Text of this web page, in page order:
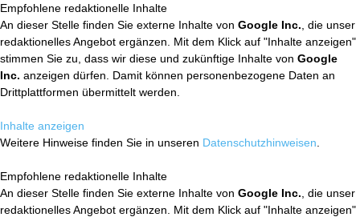
Empfohlene redaktionelle Inhalte
An dieser Stelle finden Sie externe Inhalte von Google Inc. , die unser
redaktionelles Angebot ergänzen. Mit dem Klick auf "Inhalte anzeigen"
stimmen Sie zu, dass wir diese und zukünftige Inhalte von Google
Inc. anzeigen dürfen. Damit können personenbezogene Daten an
Drittplattformen übermittelt werden.
Inhalte anzeigen
Weitere Hinweise finden Sie in unseren Datenschutzhinweisen
Empfohlene redaktionelle Inhalte
An dieser Stelle finden Sie externe Inhalte von Google Inc. , die unser
redaktionelles Angebot ergänzen. Mit dem Klick auf "Inhalte anzeigen"